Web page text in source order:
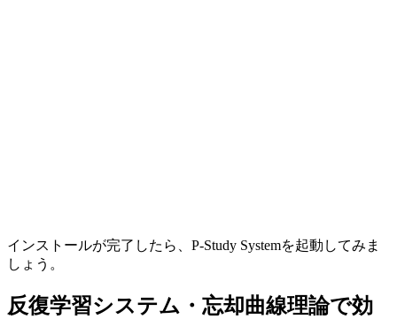
インストールが完了したら、P-Study Systemを起動してみま
しょう。
反復学習システム・忘却曲線理論で効